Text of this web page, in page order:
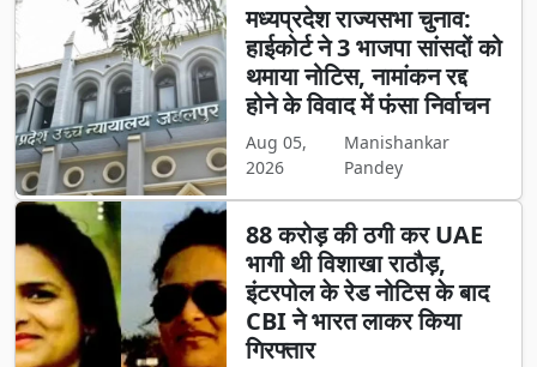
मध्यप्रदेश राज्यसभा चुनाव:
हाईकोर्ट ने 3 भाजपा सांसदों को
थमाया नोटिस, नामांकन रद्द
होने के विवाद में फंसा निर्वाचन
Aug 05,
2026
Manishankar
Pandey
88 करोड़ की ठगी कर UAE
भागी थी विशाखा राठौड़,
इंटरपोल के रेड नोटिस के बाद
CBI ने भारत लाकर किया
गिरफ्तार